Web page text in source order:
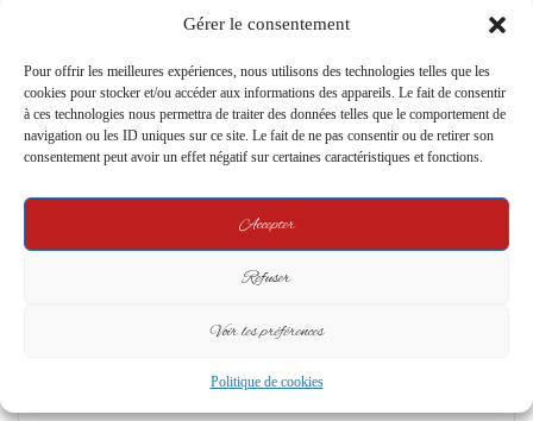
Gérer le consentement
Pour offrir les meilleures expériences, nous utilisons des technologies telles que les
cookies pour stocker et/ou accéder aux informations des appareils. Le fait de consentir
à ces technologies nous permettra de traiter des données telles que le comportement de
navigation ou les ID uniques sur ce site. Le fait de ne pas consentir ou de retirer son
consentement peut avoir un effet négatif sur certaines caractéristiques et fonctions.
Accepter
Refuser
Voir les préférences
Politique de cookies
une arrestation internationale ?
après cinq mois de cours
Leave a Reply